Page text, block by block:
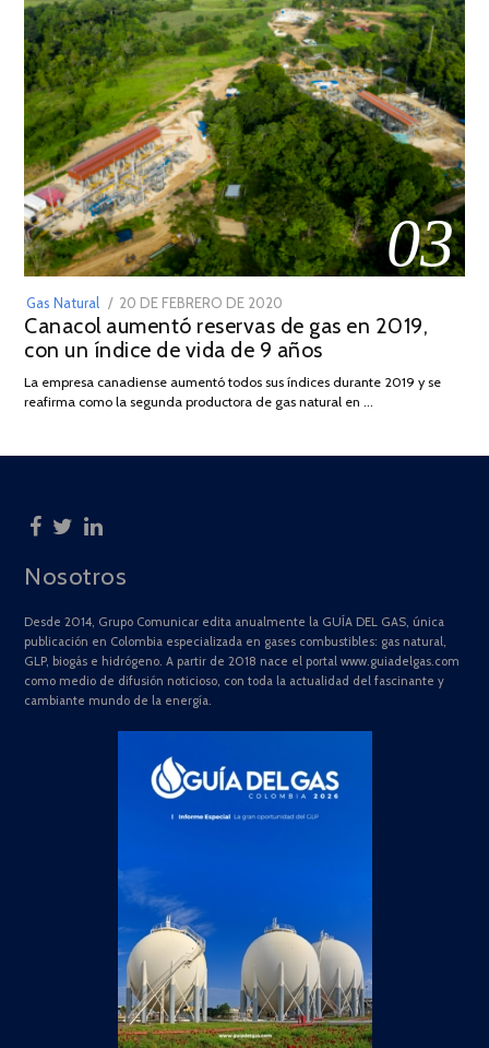
03
Gas Natural
POSTED
ON
20 DE FEBRERO DE 2020
DE
JULIO
2025
Canacol aumentó reservas de gas en 2019,
con un índice de vida de 9 años
La empresa canadiense aumentó todos sus índices durante 2019 y se
reafirma como la segunda productora de gas natural en …
Nosotros
Desde 2014, Grupo Comunicar edita anualmente la GUÍA DEL GAS, única
publicación en Colombia especializada en gases combustibles: gas natural,
GLP, biogás e hidrógeno. A partir de 2018 nace el portal www.guiadelgas.com
como medio de difusión noticioso, con toda la actualidad del fascinante y
cambiante mundo de la energía.